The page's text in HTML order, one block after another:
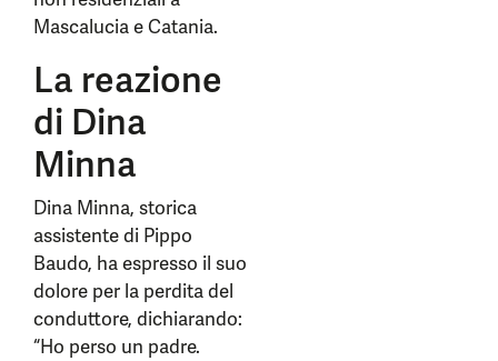
Mascalucia e Catania.
La reazione
di Dina
Minna
Dina Minna, storica
assistente di Pippo
Baudo, ha espresso il suo
dolore per la perdita del
conduttore, dichiarando:
“Ho perso un padre.